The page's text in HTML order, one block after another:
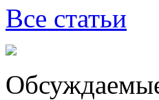
Все статьи